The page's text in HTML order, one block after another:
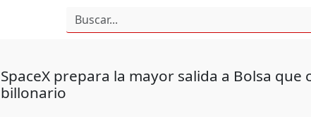
SpaceX prepara la mayor salida a Bolsa
billonario